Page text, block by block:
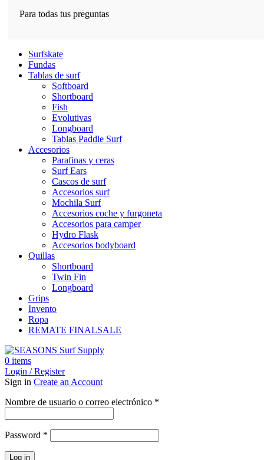
Para todas tus preguntas
Surfskate
Fundas
Tablas de surf
Softboard
Shortboard
Fish
Evolutivas
Longboard
Tablas Paddle Surf
Accesorios
Parafinas y ceras
Surf Ears
Cascos de surf
Accesorios surf
Mochila Surf
Accesorios coche y furgoneta
Accesorios para camper
Hydro Flask
Accesorios bodyboard
Quillas
Shortboard
Twin Fin
Longboard
Grips
Invento
Ropa
REMATE FINALSALE
0 items
Login / Register
Sign in Create an Account
Nombre de usuario o correo electrónico *
Password *
Log in